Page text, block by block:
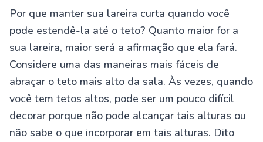
Por que manter sua lareira curta quando você
pode estendê-la até o teto? Quanto maior for a
sua lareira, maior será a afirmação que ela fará.
Considere uma das maneiras mais fáceis de
abraçar o teto mais alto da sala. Às vezes, quando
você tem tetos altos, pode ser um pouco difícil
decorar porque não pode alcançar tais alturas ou
não sabe o que incorporar em tais alturas. Dito